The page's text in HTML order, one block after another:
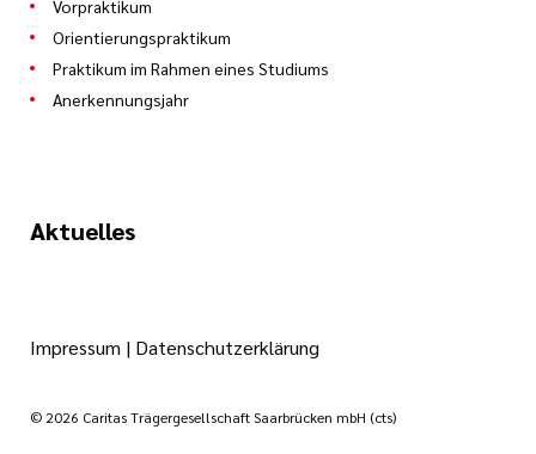
Vorpraktikum
Orientierungspraktikum
Praktikum im Rahmen eines Studiums
Anerkennungsjahr
Aktuelles
© 2026 Caritas Trägergesellschaft Saarbrücken mbH (cts)
Impressum | Datenschutzerklärung